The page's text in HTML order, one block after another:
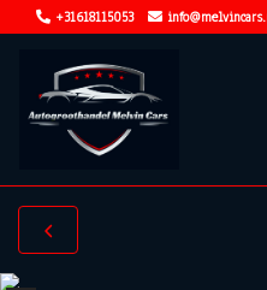
+31618115053